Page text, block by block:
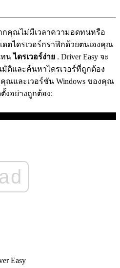
กคุณไม่มีเวลาความอดทนหรือ
ตไดรเวอร์กราฟิกด้วยตนเองคุณ
ทนไดรเวอร์ง่าย . Driver Easy จะ
ติและค้นหาไดรเวอร์ที่ถูกต้อง
และเวอร์ชัน Windows ของคุณ
งอย่างถูกต้อง:
ad
Easy